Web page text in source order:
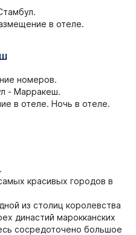
в отеле.
номеров.
- Марракеш.
в отеле. Ночь в отеле.
красивых городов в
из столиц королевства
династий марокканских
сосредоточено большое